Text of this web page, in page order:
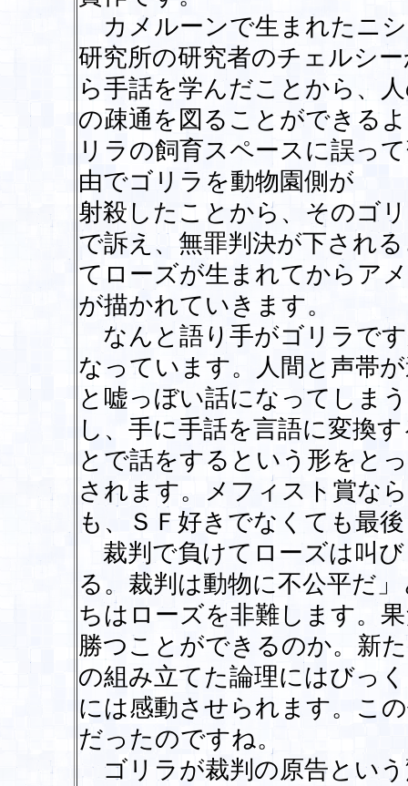
カメルーンで生まれたニ
研究所の研究者のチェルシ
ら手話を学んだことから、
の疎通を図ることができる
リラの飼育スペースに誤っ
由でゴリラを動物園側が
射殺したことから、そのゴ
で訴え、無罪判決が下され
てローズが生まれてからア
が描かれていきます。
なんと語り手がゴリラで
なっています。人間と声帯
と嘘っぼい話になってしま
し、手に手話を言語に変換
とで話をするという形をと
されます。メフィスト賞な
も、ＳＦ好きでなくても最
裁判で負けてローズは叫
る。裁判は動物に不公平だ
ちはローズを非難します。
勝つことができるのか。新
の組み立てた論理にはびっ
には感動させられます。こ
だったのですね。
ゴリラが裁判の原告とい